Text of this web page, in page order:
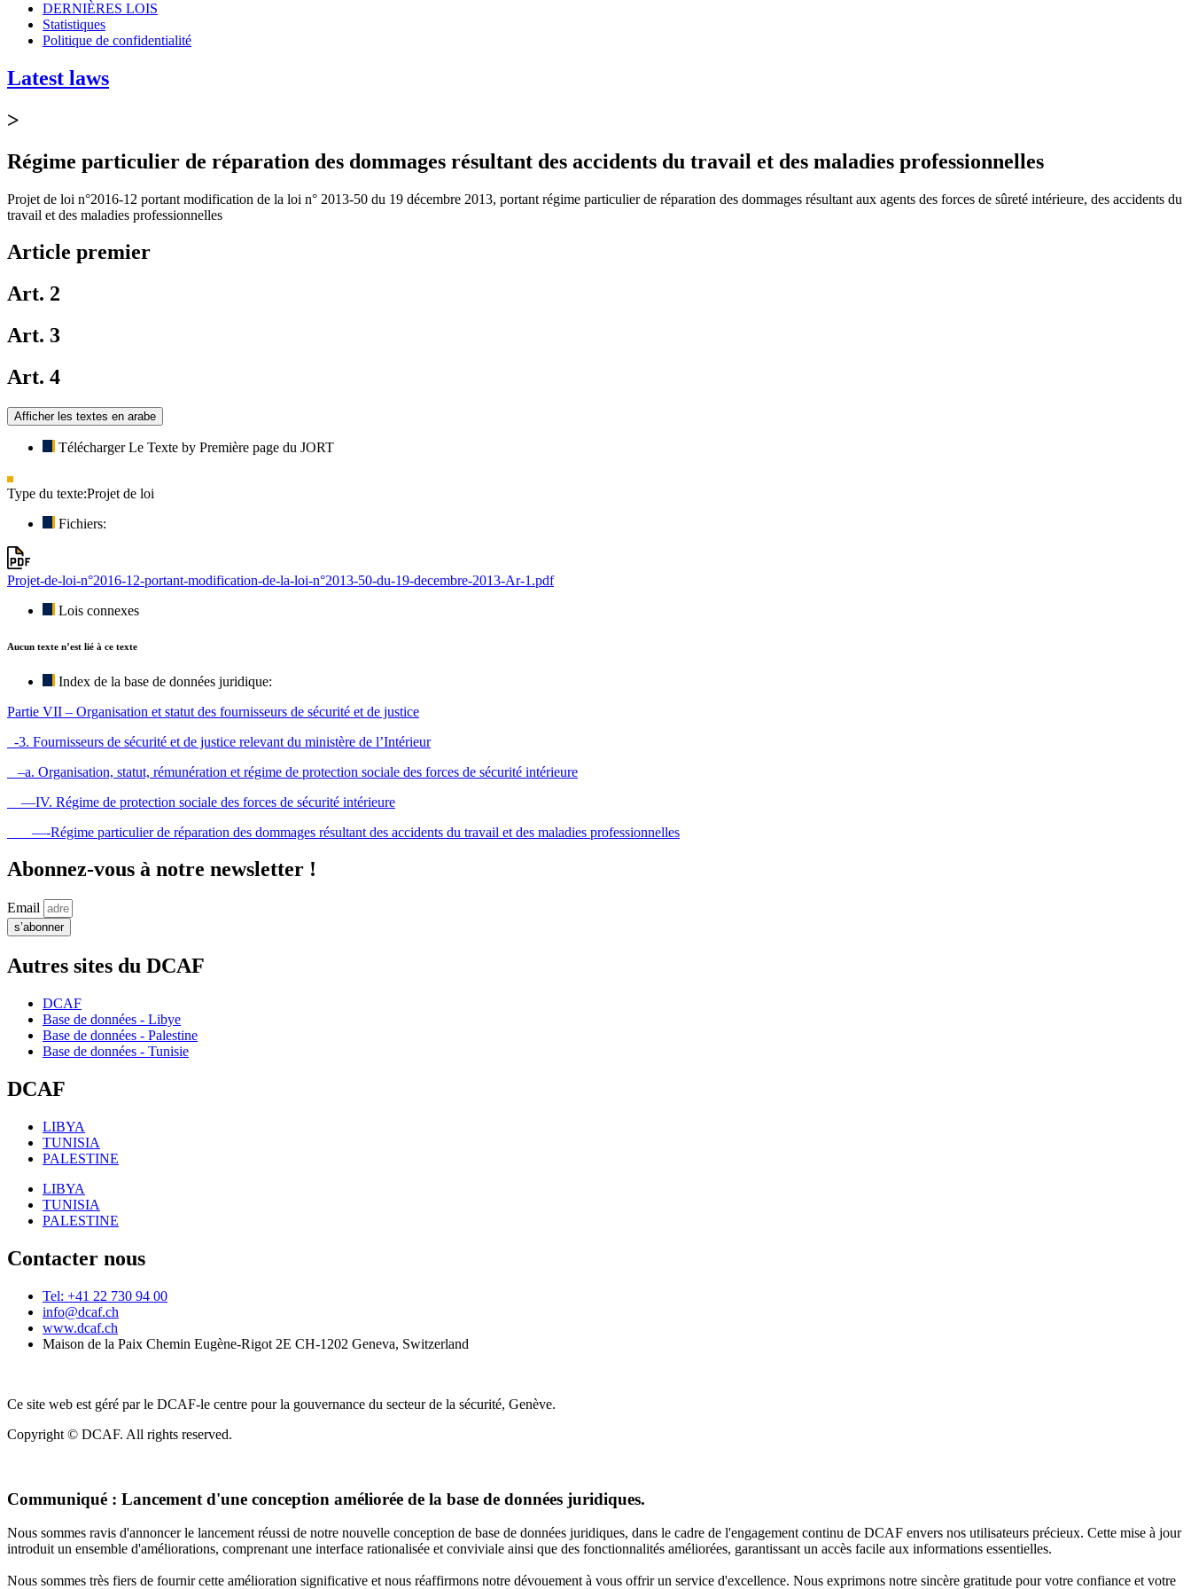
DERNIÈRES LOIS
Statistiques
Politique de confidentialité
Latest laws
>
Régime particulier de réparation des dommages résultant des accidents du travail et des maladies professionnelles
Projet de loi n°2016-12 portant modification de la loi n° 2013-50 du 19 décembre 2013, portant régime particulier de réparation des dommages résultant aux agents des forces de sûreté intérieure, des accidents du
travail et des maladies professionnelles
Article premier
Art. 2
Art. 3
Art. 4
Afficher les textes en arabe
Télécharger Le Texte by Première page du JORT
Type du texte:Projet de loi
Fichiers:
Projet-de-loi-n°2016-12-portant-modification-de-la-loi-n°2013-50-du-19-decembre-2013-Ar-1.pdf
Lois connexes
Aucun texte n’est lié à ce texte
Index de la base de données juridique:
Partie VII – Organisation et statut des fournisseurs de sécurité et de justice
-3. Fournisseurs de sécurité et de justice relevant du ministère de l’Intérieur
–a. Organisation, statut, rémunération et régime de protection sociale des forces de sécurité intérieure
—IV. Régime de protection sociale des forces de sécurité intérieure
—-Régime particulier de réparation des dommages résultant des accidents du travail et des maladies professionnelles
Abonnez-vous à notre newsletter !
Email
s’abonner
Autres sites du DCAF
DCAF
Base de données - Libye
Base de données - Palestine
Base de données - Tunisie
DCAF
LIBYA
TUNISIA
PALESTINE
LIBYA
TUNISIA
PALESTINE
Contacter nous
Tel: +41 22 730 94 00
info@dcaf.ch
www.dcaf.ch
Maison de la Paix Chemin Eugène-Rigot 2E CH-1202 Geneva, Switzerland
Ce site web est géré par le DCAF-le centre pour la gouvernance du secteur de la sécurité, Genève.
Copyright © DCAF. All rights reserved.
Communiqué : Lancement d'une conception améliorée de la base de données juridiques.
Nous sommes ravis d'annoncer le lancement réussi de notre nouvelle conception de base de données juridiques, dans le cadre de l'engagement continu de DCAF envers nos utilisateurs précieux. Cette mise à jour
introduit un ensemble d'améliorations, comprenant une interface rationalisée et conviviale ainsi que des fonctionnalités améliorées, garantissant un accès facile aux informations essentielles.
Nous sommes très fiers de fournir cette amélioration significative et nous réaffirmons notre dévouement à vous offrir un service d'excellence. Nous exprimons notre sincère gratitude pour votre confiance et votre